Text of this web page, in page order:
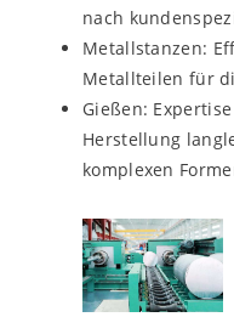
nach
Metallstanzen:
Metallteilen für
Gießen:
Herstellung
komplexen